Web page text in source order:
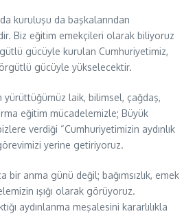
kuruluşu da başkalarından
Biz eğitim emekçileri olarak biliyoruz
gücüyle kurulan Cumhuriyetimiz,
gücüyle yükselecektir.
yürüttüğümüz laik, bilimsel, çağdaş,
eğitim mücadelemizle; Büyük
verdiği “Cumhuriyetimizin aydınlık
yerine getiriyoruz.
bir anma günü değil; bağımsızlık, emek
ışığı olarak görüyoruz.
aydınlanma meşalesini kararlılıkla